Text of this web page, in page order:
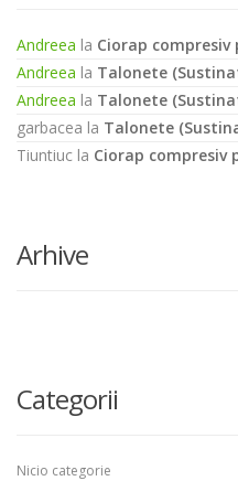
Andreea la Ciorap compresiv
Andreea la Talonete
Andreea la Talonete
garbacea la Talonete
Tiuntiuc la Ciorap compresiv
Arhive
Categorii
Nicio categorie